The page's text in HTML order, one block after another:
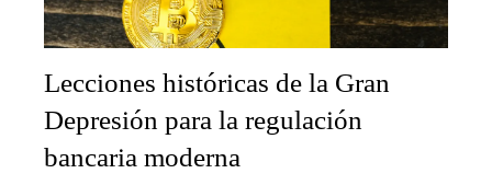
Lecciones históricas de la Gran
Depresión para la regulación
bancaria moderna